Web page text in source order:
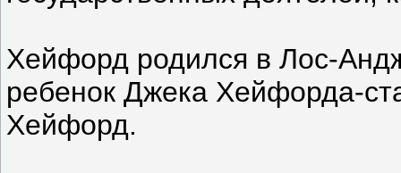
Хейфорд родился в Лос-
ребенок Джека Хейфорда-
Хейфорд.